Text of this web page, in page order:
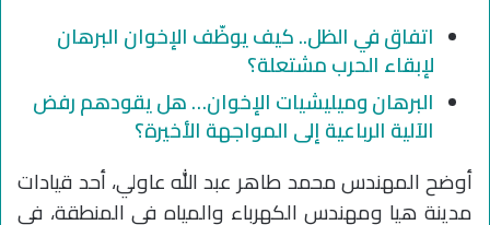
اتفاق في الظل.. كيف يوظّف الإخوان البرهان
لإبقاء الحرب مشتعلة؟
البرهان وميليشيات الإخوان… هل يقودهم رفض
الآلية الرباعية إلى المواجهة الأخيرة؟
أوضح المهندس محمد طاهر عبد الله عاولي، أحد قيادات
مدينة هيا ومهندس الكهرباء والمياه في المنطقة، في